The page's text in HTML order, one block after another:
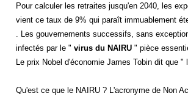
Pour calculer les retraites jusqu'en 2040, les
vient ce taux de 9% qui paraît immuablement
. Les gouvernements successifs, sans
infectés par le " virus du NAIRU " pièce
Le prix Nobel d'économie James Tobin dit que " l
Qu'est ce que le NAIRU ? L'acronyme de Non